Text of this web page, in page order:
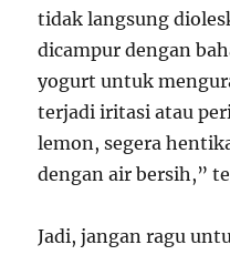
tidak langsung
dicampur dengan
yogurt untuk
terjadi iritasi atau
lemon, segera
dengan air bersih,”
Jadi, jangan ragu